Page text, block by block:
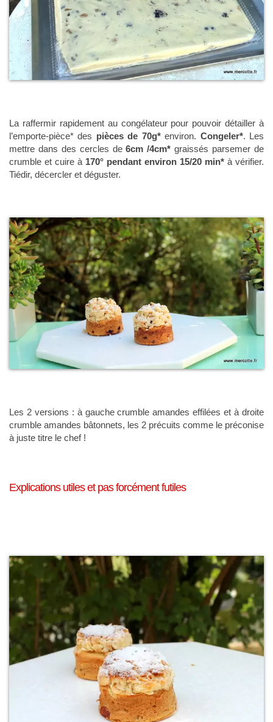
La raffermir rapidement au congélateur pour pouvoir détailler à
l’emporte-pièce* des pièces de 70g*environ. Congeler*. Les
mettre dans des cercles de6cm /4cm* graissés parsemer de
crumble et cuire à 170° pendant environ 15/20 min* à vérifier.
Tiédir, décercler et déguster.
Les 2 versions : à gauche crumble amandes effilées et à droite
crumble amandes bâtonnets, les 2 précuits comme le préconise
à juste titre le chef !
Explications utiles et pas forcément futiles